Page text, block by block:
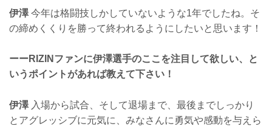
伊澤今年は格闘技しかしていないような1年でしたね。そ
の締めくくりを勝って終われるようにしたいと思います！
ーーRIZINファンに伊澤選手のここを注目して欲しい、と
いうポイントがあれば教えて下さい！
伊澤入場から試合、そして退場まで、最後までしっかり
とアグレッシブに元気に、みなさんに勇気や感動を与えら